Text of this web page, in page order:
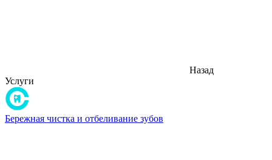
Назад
Услуги
Бережная чистка и отбеливание зубов